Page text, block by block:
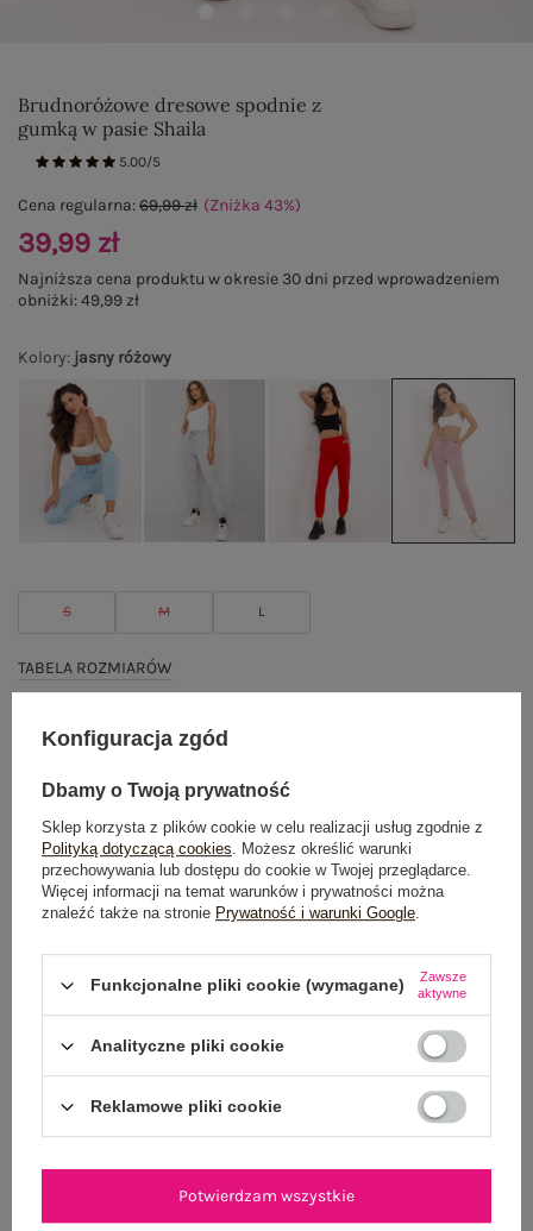
Brudnoróżowe dresowe spodnie z
gumką w pasie Shaila
5.00/5
Kolory: jasny różowy
S M L
TABELA ROZMIARÓW
Cena regularna:69,99 zł (Zniżka 43%)
39,99 zł
Najniższa cena produktu w okresie 30 dni przed wprowadzeniem
obniżki:49,99 zł
DODAJ DO KOSZYKA
Możesz kupić także poprzez:
Dostawaod 7,99 zł
Do darmowej dostawy brakuje 200,00 zł
Wysyłka wponiedziałek
100 dni na zwrot
Konfiguracja zgód
Dbamy o Twoją prywatność
Sklep korzysta z plików cookie w celu realizacji usług zgodnie z
Polityką dotyczącą cookies. Możesz określić warunki
przechowywania lub dostępu do cookie w Twojej przeglądarce.
Więcej informacji na temat warunków i prywatności można
znaleźć także na stronie Prywatność i warunki Google.
Funkcjonalne pliki cookie (wymagane)
Zawsze
aktywne
Analityczne pliki cookie
Reklamowe pliki cookie
Potwierdzam wszystkie